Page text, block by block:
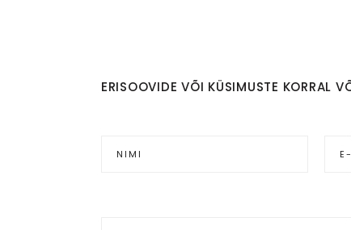
ERISOOVIDE VÕI KÜSIMUSTE KORRAL